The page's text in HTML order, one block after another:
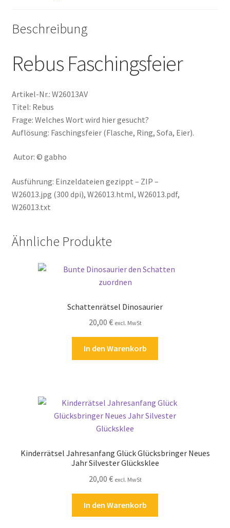
Beschreibung
Rebus Faschingsfeier
Artikel-Nr.: W26013AV
Titel: Rebus
Frage: Welches Wort wird hier gesucht?
Auflösung: Faschingsfeier (Flasche, Ring, Sofa, Eier).
Autor: © gabho
Ausführung: Einzeldateien gezippt – ZIP –
W26013.jpg (300 dpi), W26013.html, W26013.pdf,
W26013.txt
Ähnliche Produkte
Schattenrätsel Dinosaurier
20,00 € excl. MwSt
In den Warenkorb
Kinderrätsel Jahresanfang Glück Glücksbringer Neues
Jahr Silvester Glücksklee
20,00 € excl. MwSt
In den Warenkorb